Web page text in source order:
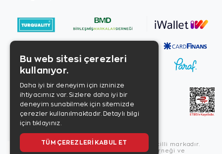
Copyright © 2026, Zen Diamond tescilli markadır.
Zen Diamond Birleşmiş Markalar Derneği ve
Bu web sitesi çerezleri
kullanıyor.
Daha iyi bir deneyim için izninize
ihtiyacımız var. Sizlere daha iyi bir
deneyim sunabilmek için sitemizde
çerezler kullanılmaktadır. Detaylı bilgi
için tıklayınız.
TÜM ÇEREZLERI KABUL ET